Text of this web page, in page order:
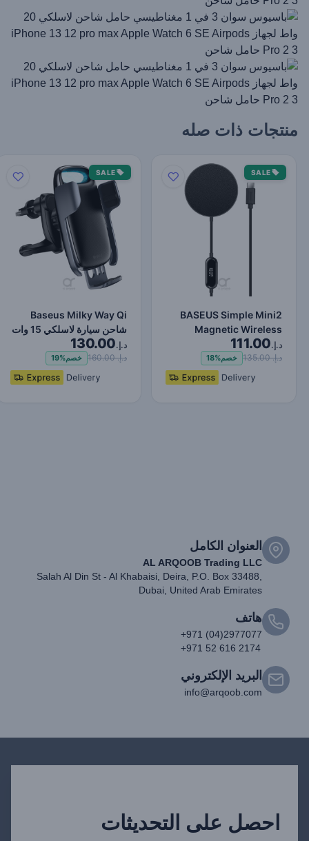
منتجات ذات صله
SALE
BASEUS Simple Mini2
Magnetic Wireless
Charger 15W (For IP
12/13)…
د.إ.111.00
د.إ. 135.00 خصم18%
SALE
Baseus Milky Way Qi
شاحن سيارة لاسلكي 15 وات
حامل هاتف كهربائي أ…
د.إ.130.00
د.إ. 160.00 خصم19%
العنوان الكامل
AL ARQOOB Trading LLC
Salah Al Din St - Al Khabaisi, Deira, P.O. Box 33488,
Dubai, United Arab Emirates
هاتف
+971 (04)2977077
+971 52 616 2174
البريد الإلكتروني
info@arqoob.com
احصل على التحديثات